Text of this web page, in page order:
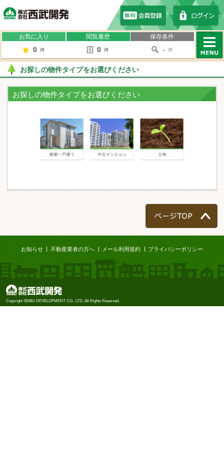
お気に入り
0 件
閲覧履歴
0 件
保存条件
- 件
お探しの物件タイプをお選びください
お探しの物件タイプをお選びください
お知らせ 不動産業者の方へ メール利用規約 プライバシーポリシー
株式会社西武開発
Copyright SEIBU DEVELOPMENT CO., LTD, All Rights Reserved.